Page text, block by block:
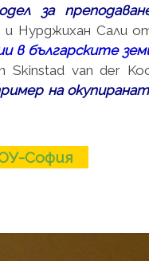
за
Нурджихан Сали
в българските
Skinstad van der
на
София